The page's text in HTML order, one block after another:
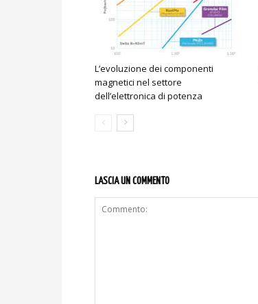
L’evoluzione dei componenti
magnetici nel settore
dell’elettronica di potenza
LASCIA UN COMMENTO